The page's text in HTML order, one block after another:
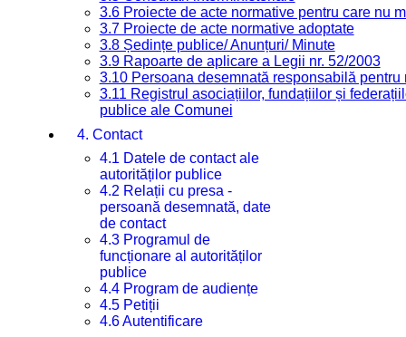
3.6 Proiecte de acte normative pentru care nu
3.7 Proiecte de acte normative adoptate
3.8 Ședințe publice/ Anunțuri/ Minute
3.9 Rapoarte de aplicare a Legii nr. 52/2003
3.10 Persoana desemnată responsabilă
3.11 Registrul asociațiilor, fundațiilor și
publice ale Comunei
4. Contact
4.1 Datele de contact ale
autorităților publice
4.2 Relații cu presa -
persoană desemnată, date
de contact
4.3 Programul de
funcționare al autorităților
publice
4.4 Program de audiențe
4.5 Petiții
4.6 Autentificare